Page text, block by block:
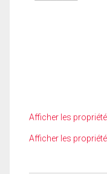
Afficher les
Afficher les